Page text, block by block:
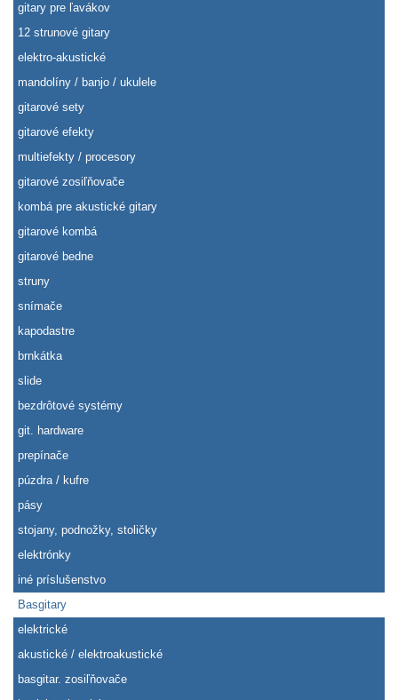
gitary pre ľavákov
12 strunové gitary
elektro-akustické
mandolíny / banjo / ukulele
gitarové sety
gitarové efekty
multiefekty / procesory
gitarové zosiľňovače
kombá pre akustické gitary
gitarové kombá
gitarové bedne
struny
snímače
kapodastre
brnkátka
slide
bezdrôtové systémy
git. hardware
prepínače
púzdra / kufre
pásy
stojany, podnožky, stoličky
elektrónky
iné príslušenstvo
Basgitary
elektrické
akustické / elektroakustické
basgitar. zosiľňovače